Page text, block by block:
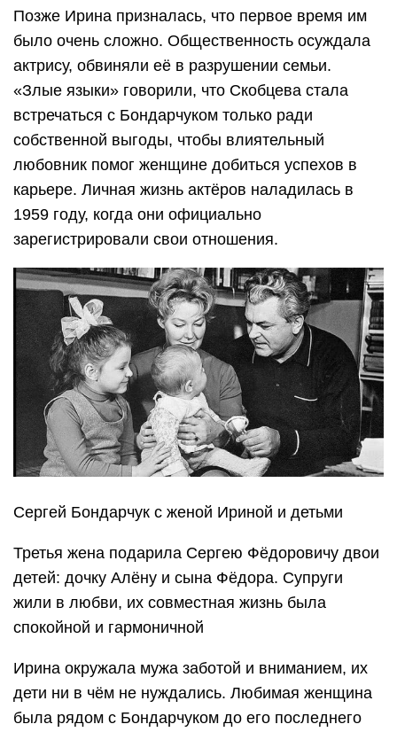
Позже Ирина призналась, что первое время им
было очень сложно. Общественность осуждала
актрису, обвиняли её в разрушении семьи.
«Злые языки» говорили, что Скобцева стала
встречаться с Бондарчуком только ради
собственной выгоды, чтобы влиятельный
любовник помог женщине добиться успехов в
карьере. Личная жизнь актёров наладилась в
1959 году, когда они официально
зарегистрировали свои отношения.
Сергей Бондарчук с женой Ириной и детьми
Третья жена подарила Сергею Фёдоровичу двои
детей: дочку Алёну и сына Фёдора. Супруги
жили в любви, их совместная жизнь была
спокойной и гармоничной
Ирина окружала мужа заботой и вниманием, их
дети ни в чём не нуждались. Любимая женщина
была рядом с Бондарчуком до его последнего